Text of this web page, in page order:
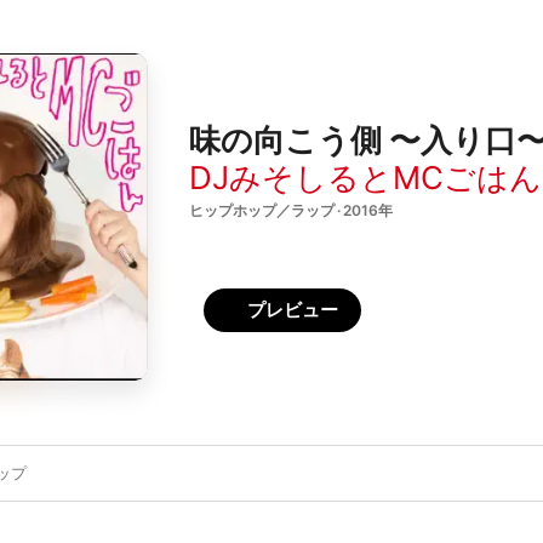
味の向こう側 〜入り口
DJみそしるとMCごはん
ヒップホップ／ラップ · 2016年
プレビュー
プ